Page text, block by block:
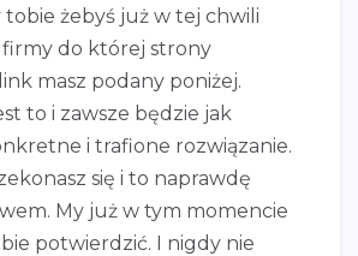
żebyś już w tej chwili
firmy do której strony
masz podany poniżej.
to i zawsze będzie jak
i trafione rozwiązanie.
się i to naprawdę
My już w tym momencie
potwierdzić. I nigdy nie